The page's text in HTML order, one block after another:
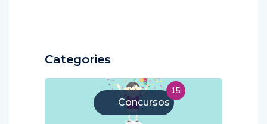
Categories
Concursos
15